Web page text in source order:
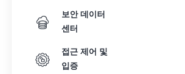
보안 데이터
센터
접근 제어 및
입증